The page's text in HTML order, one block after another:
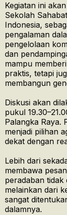
Kegiatan ini
Sekolah
Indonesia,
pengalaman
pengelolaan
dan
mampu
praktis, tetapi
membangun
Diskusi akan
pukul
Palangka Raya.
menjadi pilihan
dekat dengan
Lebih dari
membawa
peradaban
melainkan dari
sangat
dalamnya.